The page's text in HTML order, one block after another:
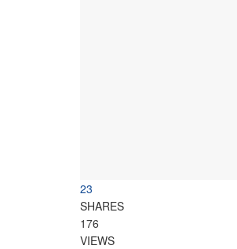
23
SHARES
176
VIEWS